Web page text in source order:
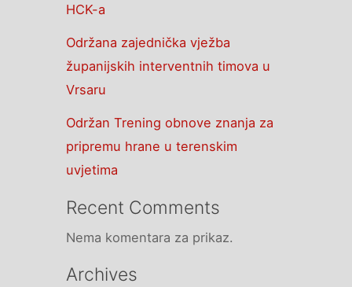
HCK-a
Održana zajednička vježba
županijskih interventnih timova u
Vrsaru
Održan Trening obnove znanja za
pripremu hrane u terenskim
uvjetima
Recent Comments
Nema komentara za prikaz.
Archives